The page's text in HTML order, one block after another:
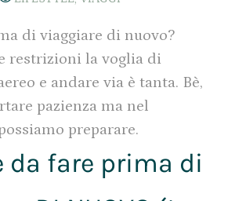
di viaggiare di nuovo?
restrizioni la voglia di
e andare via è tanta. Bè,
pazienza ma nel
preparare.
da fare prima di